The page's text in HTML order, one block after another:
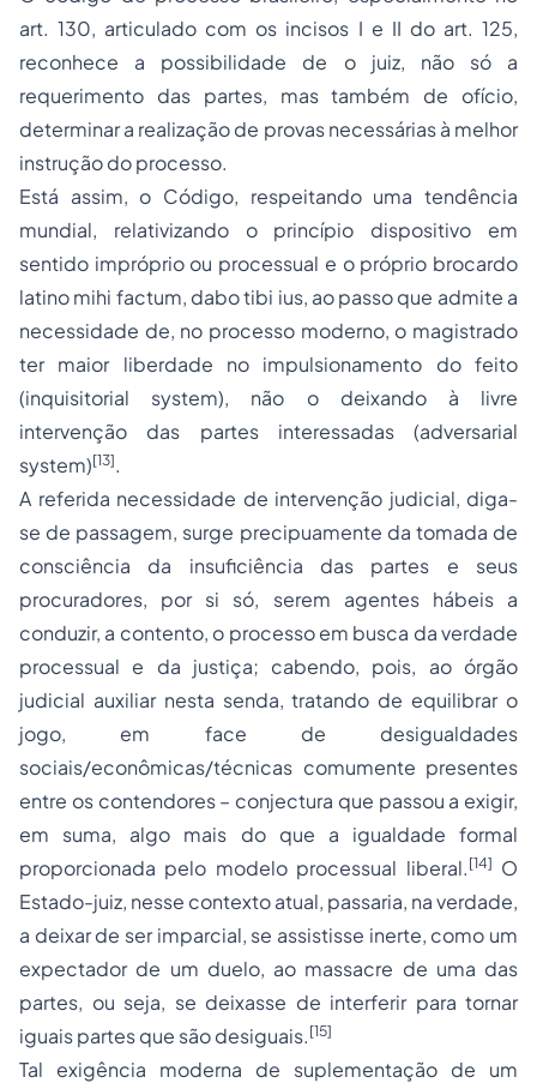
art. 130, articulado com os incisos I e II do art. 125,
reconhece a possibilidade de o juiz, não só a
requerimento das partes, mas também de ofício,
determinar a realização de provas necessárias à melhor
instrução do processo.
Está assim, o Código, respeitando uma tendência
mundial, relativizando o princípio dispositivo em
sentido impróprio ou processual e o próprio brocardo
latino mihi factum, dabo tibi ius, ao passo que admite a
necessidade de, no processo moderno, o magistrado
ter maior liberdade no impulsionamento do feito
(inquisitorial system), não o deixando à livre
intervenção das partes interessadas (adversarial
system)[13].
A referida necessidade de intervenção judicial, diga-
se de passagem, surge precipuamente da tomada de
consciência da insuficiência das partes e seus
procuradores, por si só, serem agentes hábeis a
conduzir, a contento, o processo em busca da verdade
processual e da justiça; cabendo, pois, ao órgão
judicial auxiliar nesta senda, tratando de equilibrar o
jogo, em face de desigualdades
sociais/econômicas/técnicas comumente presentes
entre os contendores – conjectura que passou a exigir,
em suma, algo mais do que a igualdade formal
proporcionada pelo modelo processual liberal. [14] O
Estado-juiz, nesse contexto atual, passaria, na verdade,
a deixar de ser imparcial, se assistisse inerte, como um
expectador de um duelo, ao massacre de uma das
partes, ou seja, se deixasse de interferir para tornar
iguais partes que são desiguais. [15]
Tal exigência moderna de suplementação de um